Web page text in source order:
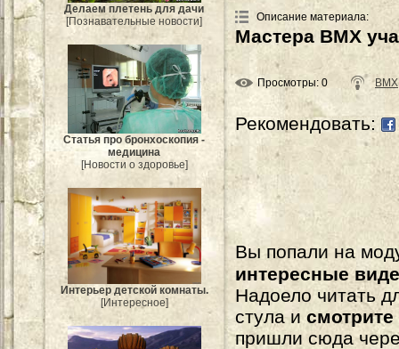
Делаем плетень для дачи
[Познавательные новости]
Статья про бронхоскопия -
медицина
[Новости о здоровье]
Интерьер детской комнаты.
[Интересное]
Описание материала:
Мастера BMX
Просмотры: 0 BMX
Рекомендовать:
Вы попали на
интересные
Надоело читать
стула и
пришли сюда